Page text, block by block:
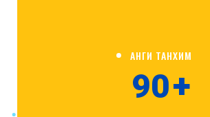
АНГИ ТАНХИМ
90+